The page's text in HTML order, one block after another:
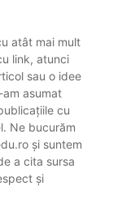
atât mai mult
link, atunci
sau o idee
asumat
cu
Ne bucurăm
și suntem
a cita sursa
și